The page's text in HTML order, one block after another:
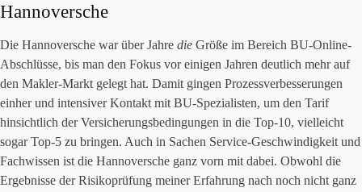
Hannoversche
Die Hannoversche war über Jahre die Größe im Bereich BU-Online-
Abschlüsse, bis man den Fokus vor einigen Jahren deutlich mehr auf
den Makler-Markt gelegt hat. Damit gingen Prozessverbesserungen
einher und intensiver Kontakt mit BU-Spezialisten, um den Tarif
hinsichtlich der Versicherungsbedingungen in die Top-10, vielleicht
sogar Top-5 zu bringen. Auch in Sachen Service-Geschwindigkeit und
Fachwissen ist die Hannoversche ganz vorn mit dabei. Obwohl die
Ergebnisse der Risikoprüfung meiner Erfahrung nach noch nicht ganz